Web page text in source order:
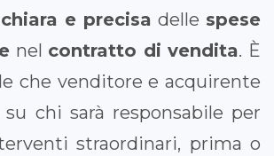
e precisa delle spese
nel contratto di vendita. È
che venditore e acquirente
chi sarà responsabile per
straordinari, prima o